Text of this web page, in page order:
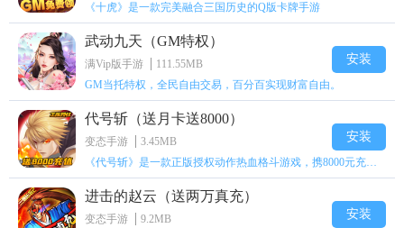
《十虎》是一款完美融合三国历史的Q版卡牌手游
武动九天（GM特权）
满Vip版手游
111.55MB
GM当托特权，全民自由交易，百分百实现财富自由。
安装
代号斩（送月卡送8000）
变态手游
3.45MB
《代号斩》是一款正版授权动作热血格斗游戏，携8000元充值壕礼福利来袭！
安装
进击的赵云（送两万真充）
变态手游
9.2MB
安装